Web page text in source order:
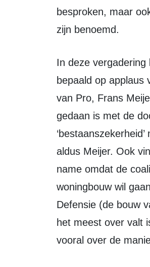
besproken, maar
zijn benoemd.
In deze vergadering blijkt dat de aanpassingen in het definitieve akkoord nog niet
bepaald op applaus
van Pro, Frans
gedaan is met de
aldus Meijer. Ook
name omdat de
woningbouw wil
Defensie (de bouw
het meest over valt
vooral over de